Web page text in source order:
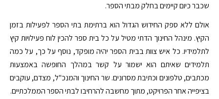
שכבר כיום קיימים בחלק מבתי הספר.
אולם ללא ספק החידוש הגדול הוא ברתימת בתי הספר לפעילות בזמן
הקיץ. מינהל החינוך הדתי מטיל על כל בית ספר להכין לוח פעילויות קיץ
לתלמידיו. כל איש צוות בבית הספר יהיה מופקד, נוסף על כך, על כמה
תלמידים שאיתם הוא ישמור על קשר במהלך החופשה באמצעות
מכתבים, טלפונים וכתיבת מסרונים. שר החינוך והמנכ"ל, מצדם, עוקבים
בציפייה אחר הפרויקט, מתוך מחשבה להרחיבו לבתי הספר הממלכתיים.